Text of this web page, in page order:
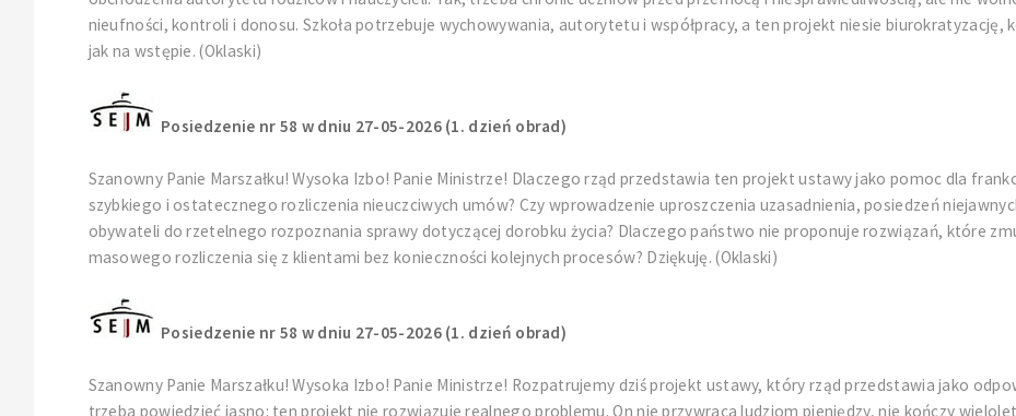
nieufności, kontroli i donosu. Szkoła potrzebuje wychowywania, autorytetu i współpracy, a ten projekt niesie biurokratyzację,
jak na wstępie. (Oklaski)
Posiedzenie nr 58 w dniu 27-05-2026 (1. dzień obrad)
Szanowny Panie Marszałku! Wysoka Izbo! Panie Ministrze! Dlaczego rząd przedstawia ten projekt ustawy jako pomoc dla
szybkiego i ostatecznego rozliczenia nieuczciwych umów? Czy wprowadzenie uproszczenia uzasadnienia, posiedzeń
obywateli do rzetelnego rozpoznania sprawy dotyczącej dorobku życia? Dlaczego państwo nie proponuje rozwiązań, które
masowego rozliczenia się z klientami bez konieczności kolejnych procesów? Dziękuję. (Oklaski)
Posiedzenie nr 58 w dniu 27-05-2026 (1. dzień obrad)
Szanowny Panie Marszałku! Wysoka Izbo! Panie Ministrze! Rozpatrujemy dziś projekt ustawy, który rząd przedstawia jako
trzeba powiedzieć jasno: ten projekt nie rozwiązuje realnego problemu. On nie przywraca ludziom pieniędzy, nie kończy